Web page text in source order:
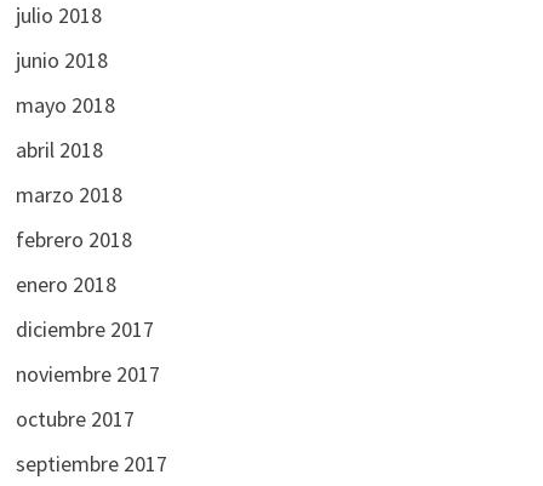
julio 2018
junio 2018
mayo 2018
abril 2018
marzo 2018
febrero 2018
enero 2018
diciembre 2017
noviembre 2017
octubre 2017
septiembre 2017